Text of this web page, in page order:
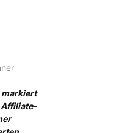
markiert
Affiliate-